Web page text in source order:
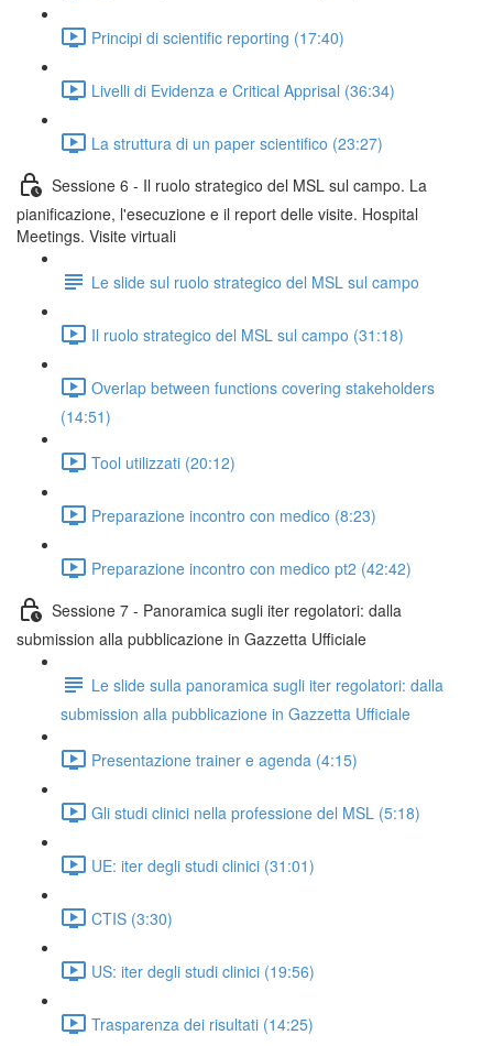
Principi di scientific reporting (17:40)
Livelli di Evidenza e Critical Apprisal (36:34)
La struttura di un paper scientifico (23:27)
Sessione 6 - Il ruolo strategico del MSL sul campo. La
pianificazione, l'esecuzione e il report delle visite. Hospital
Meetings. Visite virtuali
Le slide sul ruolo strategico del MSL sul campo
Il ruolo strategico del MSL sul campo (31:18)
Overlap between functions covering stakeholders
(14:51)
Tool utilizzati (20:12)
Preparazione incontro con medico (8:23)
Preparazione incontro con medico pt2 (42:42)
Sessione 7 - Panoramica sugli iter regolatori: dalla
submission alla pubblicazione in Gazzetta Ufficiale
Le slide sulla panoramica sugli iter regolatori: dalla
submission alla pubblicazione in Gazzetta Ufficiale
Presentazione trainer e agenda (4:15)
Gli studi clinici nella professione del MSL (5:18)
UE: iter degli studi clinici (31:01)
CTIS (3:30)
US: iter degli studi clinici (19:56)
Trasparenza dei risultati (14:25)